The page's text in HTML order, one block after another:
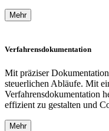
Mehr
Verfahrensdokumentation
Mit präziser
steuerlichen Abläufe. Mit
Verfahrensdokumentation
effizient zu gestalten und
Mehr